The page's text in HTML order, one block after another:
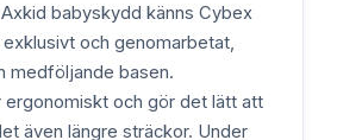
babyskydd känns Cybex
och genomarbetat,
medföljande basen.
ergonomiskt och gör det lätt att
även längre sträckor. Under